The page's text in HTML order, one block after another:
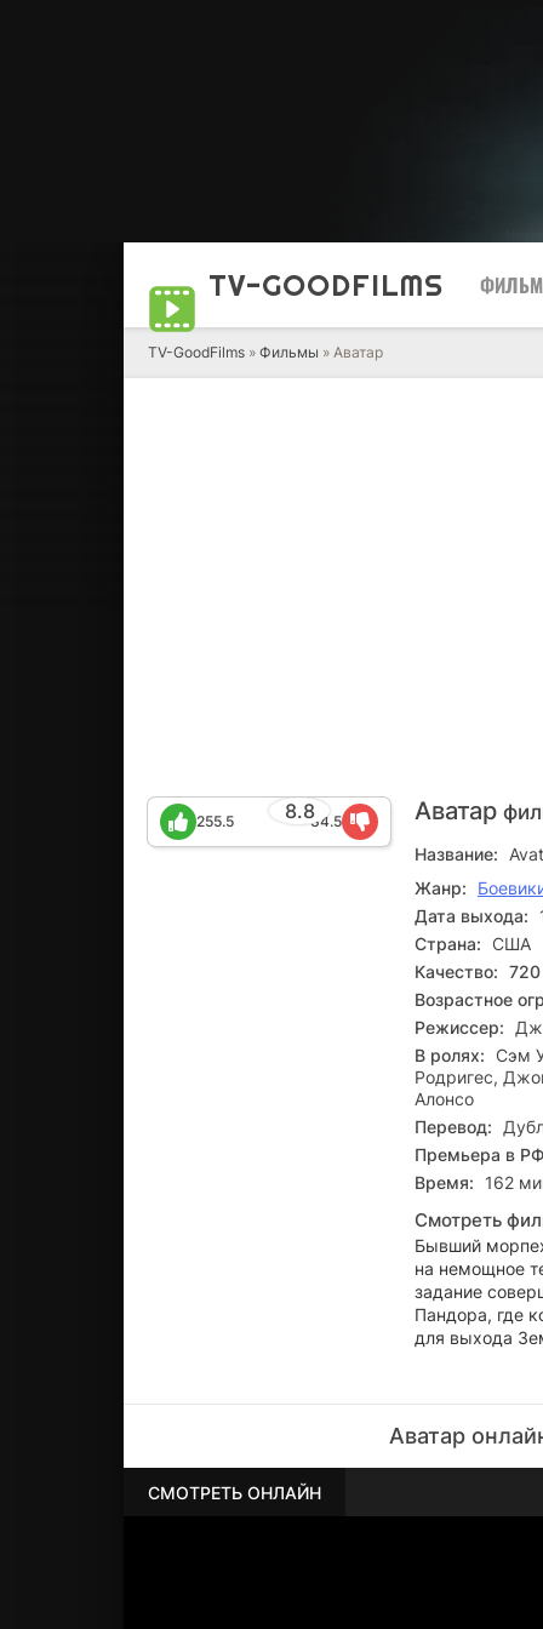
TV-GOODFILMS
TV-GoodFilms » Фильмы » Аватар
Аватар
8.8
255.5 34.5
Название:
Жанр:
Дата выхода:
Страна: США
Качество:
Возрастное
Режиссер:
В ролях: Сэм
Родригес,
Алонсо
Перевод:
Премьера в
Время:
162
Смотреть
Бывший
на немощное
задание
Пандора, где
для выхода
Аватар
СМОТРЕТЬ ОНЛАЙН